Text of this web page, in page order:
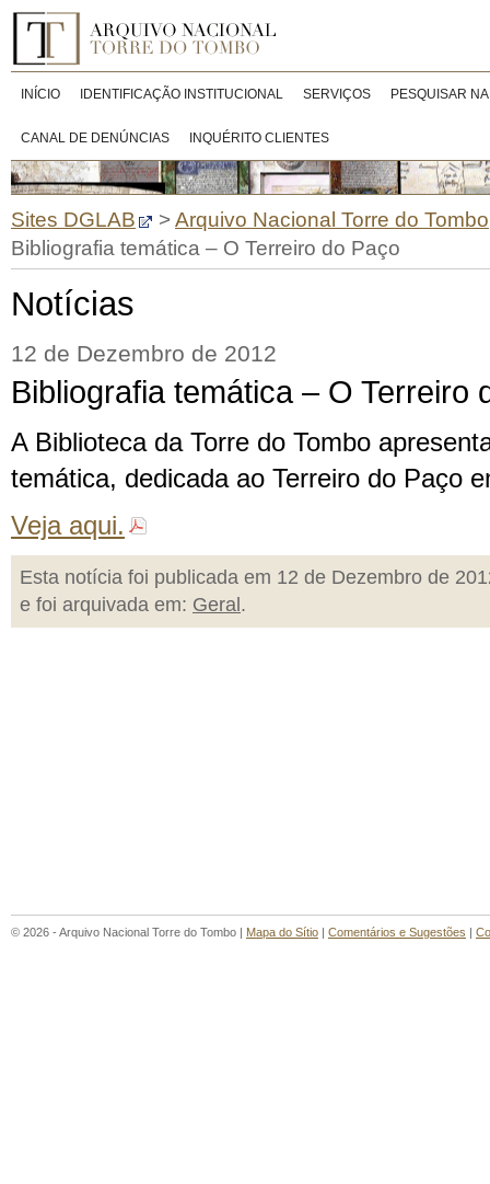
INÍCIO IDENTIFICAÇÃO INSTITUCIONAL SERVIÇOS PESQUISAR
CANAL DE DENÚNCIAS INQUÉRITO CLIENTES
Sites DGLAB >Arquivo Nacional Torre do Tombo
Bibliografia temática – O Terreiro do Paço
Notícias
12 de Dezembro de 2012
Bibliografia temática – O Terreiro
A Biblioteca da Torre do Tombo
temática, dedicada ao Terreiro do Paço
Veja aqui.
Esta notícia foi publicada em 12 de Dezembro de
e foi arquivada em: Geral .
© 2026 - Arquivo Nacional Torre do Tombo | Mapa do Sítio | Comentários e Sugestões |